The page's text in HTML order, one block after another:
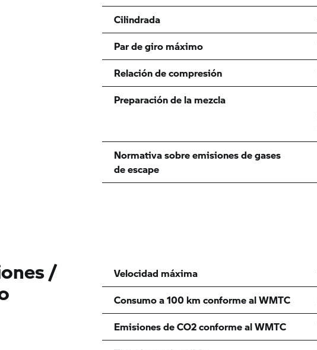
Cilindrada
Par de giro máximo
Relación de compresión
Preparación de la mezcla
Normativa sobre emisiones de gases
de escape
/ Velocidad máxima
Consumo a 100 km conforme al WMTC
Emisiones de CO2 conforme al WMTC